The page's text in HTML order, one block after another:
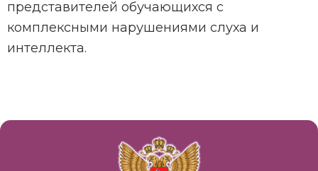
представителей обучающихся с
комплексными нарушениями слуха и
интеллекта.